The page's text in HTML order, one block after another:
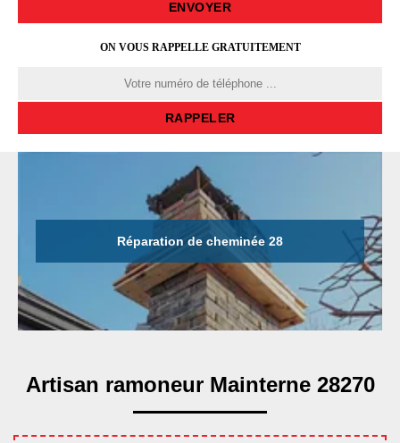
ON VOUS RAPPELLE GRATUITEMENT
Réparation de cheminée 28
Artisan ramoneur Mainterne 28270